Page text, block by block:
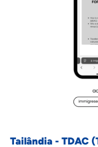
Tailândia - TDAC